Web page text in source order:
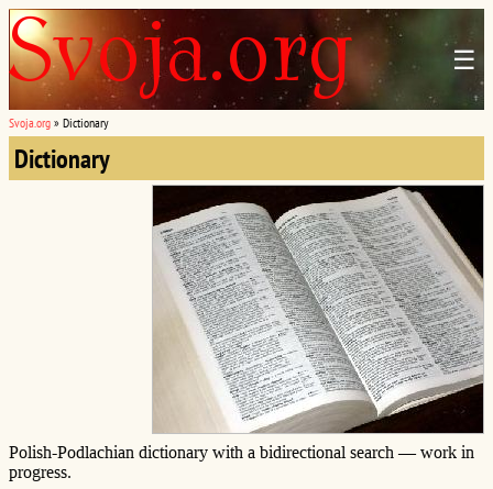
☰
Svoja.org » Dictionary
Dictionary
Polish-Podlachian dictionary with a bidirectional search — work in
progress.